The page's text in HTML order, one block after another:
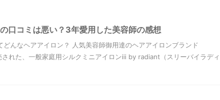
口コミは悪い？3年愛用した美容師の感想
んなヘアアイロン？ 人気美容師御用達のヘアアイロンブランド
れた、一般家庭用シルクミニアイロンiii by radiant（スリーバイラディ